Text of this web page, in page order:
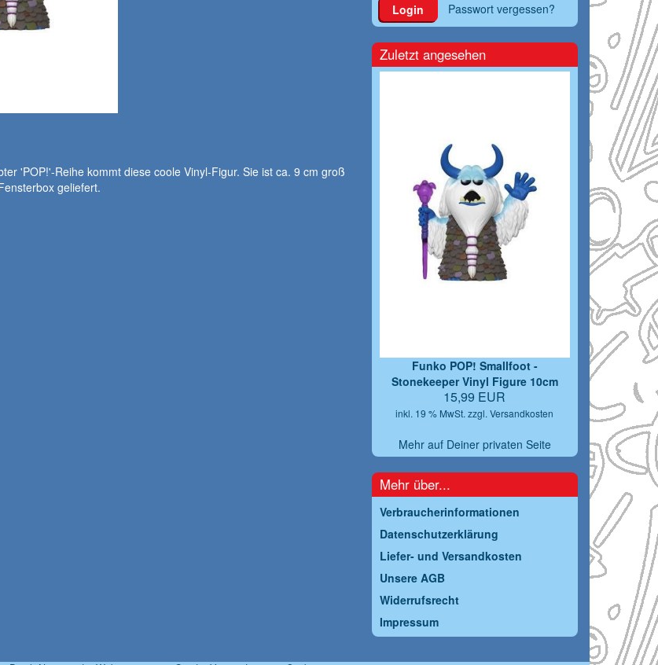
'POP!'-Reihe kommt diese coole Vinyl-Figur. Sie ist ca. 9 cm groß
geliefert.
Login Passwort vergessen?
Zuletzt angesehen
Funko POP! Smallfoot -
Stonekeeper Vinyl Figure 10cm
15,99 EUR
inkl. 19 % MwSt. zzgl.Versandkosten
Mehr auf Deiner privaten Seite
Mehr über...
Verbraucherinformationen
Datenschutzerklärung
Liefer- und Versandkosten
Unsere AGB
Widerrufsrecht
Impressum